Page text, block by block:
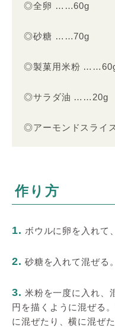
◎全卵 ……60g
◎砂糖 ……70g
◎製菓用米粉
◎サラダ油 ……20g
◎アーモンドスラ
作り方
1. ボウルに卵を入れて
2. 砂糖を入れて混ぜる
3. 米粉を一度に入れ、
円を描くように混ぜる
に混ぜたり、横に混ぜ